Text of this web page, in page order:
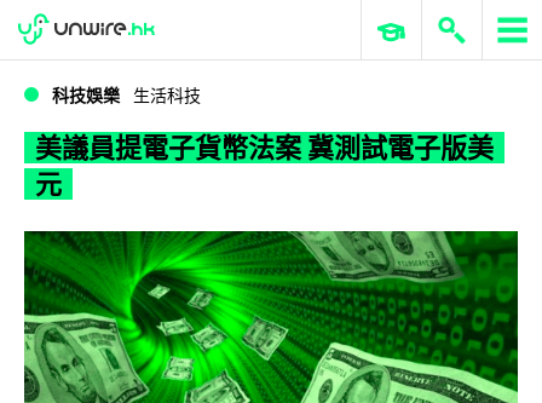
美議員提電子貨幣法案 冀測試電子版美元
WWDC 2026 ERP 與商業 AI
科技娛樂 生活科技
美議員提電子貨幣法案 冀測試電子版美
元